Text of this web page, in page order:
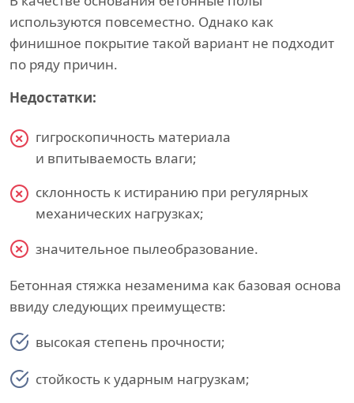
используются повсеместно. Однако как
финишное покрытие такой вариант не подходит
по ряду причин.
Недостатки:
гигроскопичность материала
и впитываемость влаги;
склонность к истиранию при регулярных
механических нагрузках;
значительное пылеобразование.
Бетонная стяжка незаменима как базовая основа
ввиду следующих преимуществ:
высокая степень прочности;
стойкость к ударным нагрузкам;